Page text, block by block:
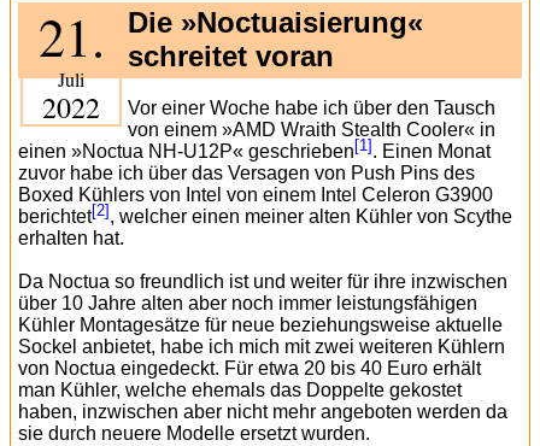
21.
Juli
2022
Die »Noctuaisierung«
schreitet voran
Vor einer Woche habe ich über den Tausch
von einem »AMD Wraith Stealth Cooler« in
einen »Noctua NH-U12P« geschrieben [1] . Einen Monat
zuvor habe ich über das Versagen von Push Pins des
Boxed Kühlers von Intel von einem Intel Celeron G3900
berichtet[2] , welcher einen meiner alten Kühler von Scythe
erhalten hat.
Da Noctua so freundlich ist und weiter für ihre inzwischen
über 10 Jahre alten aber noch immer leistungsfähigen
Kühler Montagesätze für neue beziehungsweise aktuelle
Sockel anbietet, habe ich mich mit zwei weiteren Kühlern
von Noctua eingedeckt. Für etwa 20 bis 40 Euro erhält
man Kühler, welche ehemals das Doppelte gekostet
haben, inzwischen aber nicht mehr angeboten werden da
sie durch neuere Modelle ersetzt wurden.